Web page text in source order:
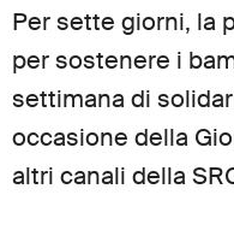
Per sette giorni, la
per sostenere i
settimana di
occasione della
altri canali della